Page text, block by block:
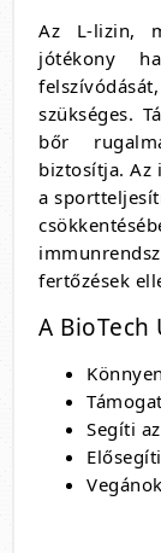
Az L-lizin,
jótékony
szükséges.
bőr
biztosítja. Az
a
fertőzések
A BioTech
Segíti